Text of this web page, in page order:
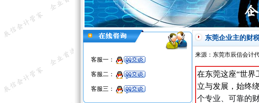
客服一：
客服二：
客服三：
东莞企业主的财
来源：东莞市辰信会计
在东莞这座“世界
立与发展，始终
个专业、可靠的